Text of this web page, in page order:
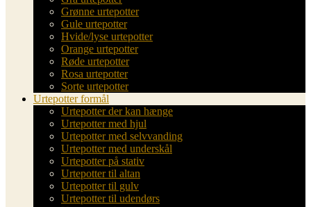
Grønne urtepotter
Gule urtepotter
Hvide/lyse urtepotter
Orange urtepotter
Røde urtepotter
Rosa urtepotter
Sorte urtepotter
Urtepotter formål
Urtepotter der kan hænge
Urtepotter med hjul
Urtepotter med selvvanding
Urtepotter med underskål
Urtepotter på stativ
Urtepotter til altan
Urtepotter til gulv
Urtepotter til udendørs